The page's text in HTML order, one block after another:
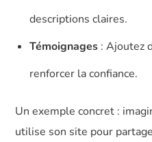
descriptions claires.
Témoignages : Ajoutez
renforcer la confiance.
Un exemple concret :
utilise son site pour